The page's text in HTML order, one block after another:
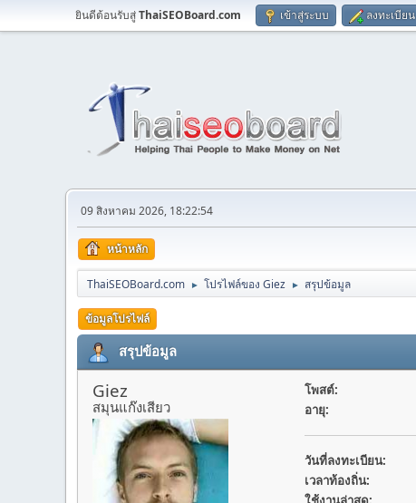
ยินดีต้อนรับสู่ThaiSEOBoard.com เข้าสู่ระบบ ลงทะเบียน
09 สิงหาคม 2026, 18:22:54
หน้าหลัก
ThaiSEOBoard.com ► โปรไฟล์ของ Giez ► สรุปข้อมูล
ข้อมูลโปรไฟล์
สรุปข้อมูล
Giez
สมุนแก๊งเสียว
โพสต์:
อายุ:
วันที่ลงทะเบียน:
เวลาท้องถิ่น: